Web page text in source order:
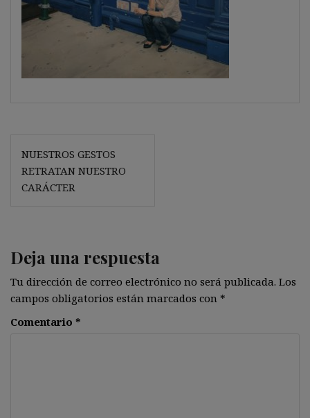
Navegación
de
entradas
NUESTROS GESTOS
RETRATAN NUESTRO
CARÁCTER
Deja una respuesta
Tu dirección de correo electrónico no será publicada. Los
campos obligatorios están marcados con *
Comentario *